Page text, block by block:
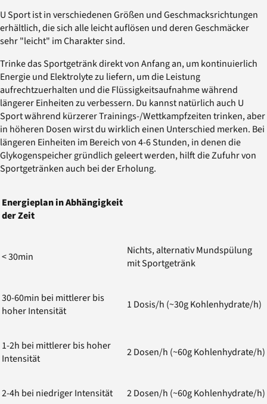
U Sport ist in verschiedenen Größen und Geschmacksrichtungen
erhältlich, die sich alle leicht auflösen und deren Geschmäcker
sehr "leicht" im Charakter sind.
Trinke das Sportgetränk direkt von Anfang an, um kontinuierlich
Energie und Elektrolyte zu liefern, um die Leistung
aufrechtzuerhalten und die Flüssigkeitsaufnahme während
längerer Einheiten zu verbessern. Du kannst natürlich auch U
Sport während kürzerer Trainings-/Wettkampfzeiten trinken, aber
in höheren Dosen wirst du wirklich einen Unterschied merken. Bei
längeren Einheiten im Bereich von 4-6 Stunden, in denen die
Glykogenspeicher gründlich geleert werden, hilft die Zufuhr von
Sportgetränken auch bei der Erholung.
Energieplan in Abhängigkeit
der Zeit
< 30min
Nichts, alternativ Mundspülung
mit Sportgetränk
30-60min bei mittlerer bis
hoher Intensität
1 Dosis/h (~30g Kohlenhydrate/h)
1-2h bei mittlerer bis hoher
Intensität
2 Dosen/h (~60g Kohlenhydrate/h)
2-4h bei niedriger Intensität 2 Dosen/h (~60g Kohlenhydrate/h)